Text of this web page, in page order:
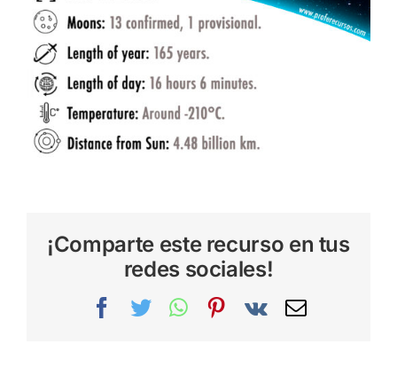
¡Comparte este recurso en tus
redes sociales!
Facebook
TwitterWhatsAppPinterest
Vk
Correo